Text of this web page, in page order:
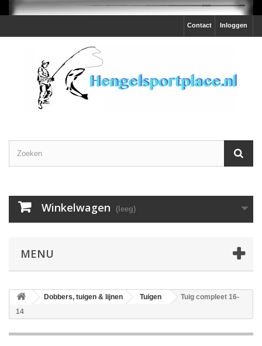
Inloggen
Contact
Winkelwagen (leeg)
MENU
Dobbers, tuigen & lijnen Tuigen
Tuig compleet 16-
14